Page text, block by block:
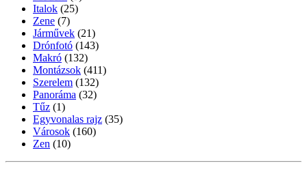
Italok (25)
Zene (7)
Járművek (21)
Drónfotó (143)
Makró (132)
Montázsok (411)
Szerelem (132)
Panoráma (32)
Tűz (1)
Egyvonalas rajz (35)
Városok (160)
Zen (10)